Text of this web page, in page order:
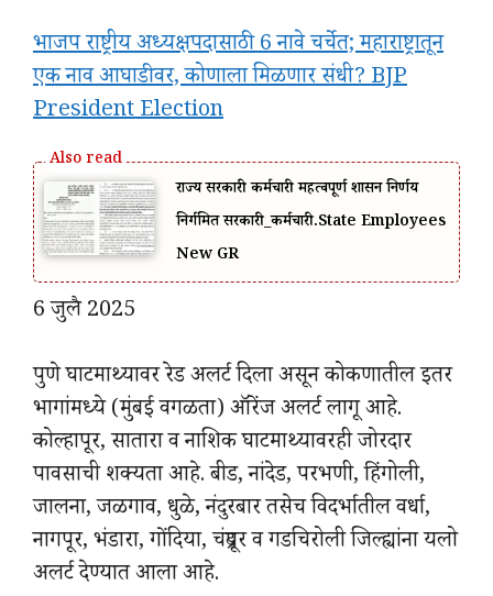
भाजप राष्ट्रीय अध्यक्षपदासाठी 6 नावे चर्चेत; महाराष्ट्रातून
एक नाव आघाडीवर, कोणाला मिळणार संधी? BJP
President Election
राज्य सरकारी कर्मचारी महत्वपूर्ण शासन निर्णय
निर्गमित सरकारी_कर्मचारी.State Employees
New GR
6 जुलै 2025
पुणे घाटमाथ्यावर रेड अलर्ट दिला असून कोकणातील इतर
भागांमध्ये (मुंबई वगळता) ऑरेंज अलर्ट लागू आहे.
कोल्हापूर, सातारा व नाशिक घाटमाथ्यावरही जोरदार
पावसाची शक्यता आहे. बीड, नांदेड, परभणी, हिंगोली,
जालना, जळगाव, धुळे, नंदुरबार तसेच विदर्भातील वर्धा,
नागपूर, भंडारा, गोंदिया, चंद्रपूर व गडचिरोली जिल्ह्यांना यलो
अलर्ट देण्यात आला आहे.